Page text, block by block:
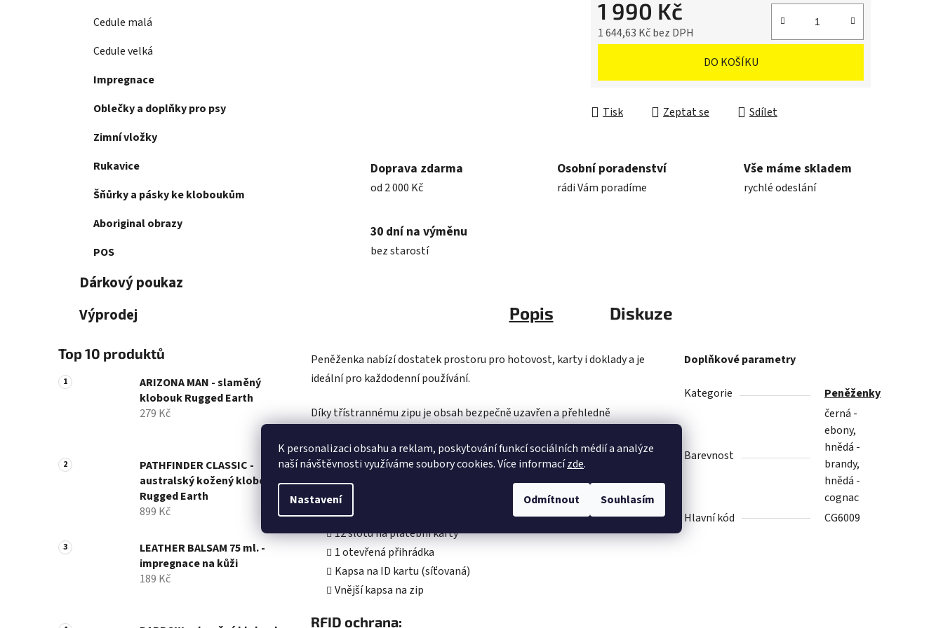
K personalizaci obsahu a reklam, poskytování funkcí sociálních médií a analýze
naší návštěvnosti využíváme soubory cookies. Více informacízde.
Nastavení Odmítnout Souhlasím
Cedule malá
Cedule velká
Impregnace
Oblečky a doplňky pro psy
Zimní vložky
Rukavice
Šňůrky a pásky ke kloboukům
Aboriginal obrazy
POS
Dárkový poukaz
Výprodej
Top 10 produktů
ARIZONA MAN - slaměný
klobouk Rugged Earth
279 Kč
PATHFINDER CLASSIC -
australský kožený klobouk
Rugged Earth
899 Kč
LEATHER BALSAM 75 ml. -
impregnace na kůži
189 Kč
1 990 Kč
1 644,63 Kč bez DPH
DO KOŠÍKU
Tisk Zeptat se Sdílet
Doprava zdarma
od 2 000 Kč
Osobní poradenství
rádi Vám poradíme
Vše máme skladem
rychlé odeslání
30 dní na výměnu
bez starostí
Popis Diskuze
Peněženka nabízí dostatek prostoru pro hotovost, karty i doklady a je
ideální pro každodenní používání.
Díky třístrannému zipu je obsah bezpečně uzavřen a přehledně
Vnitřní uspořádání:
Přihrádka na mince se zapínáním na zip
4 prostory na bankovky a účtenky
12 slotů na platební karty
1 otevřená přihrádka
Kapsa na ID kartu (síťovaná)
Vnější kapsa na zip
RFID ochrana:
Doplňkové parametry
Kategorie Peněženky
Barevnost
černá -
ebony,
hnědá -
brandy,
hnědá -
cognac
Hlavní kód
CG6009